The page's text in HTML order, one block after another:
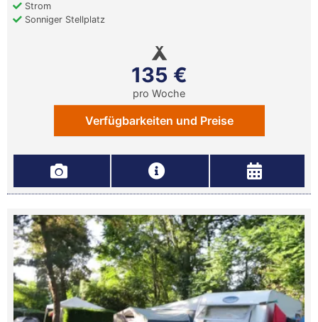
Strom
Sonniger Stellplatz
135 €
pro Woche
Verfügbarkeiten und Preise